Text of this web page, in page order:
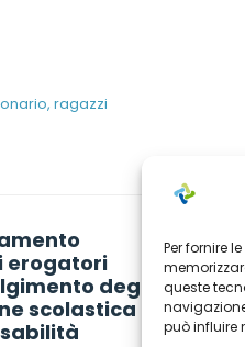
Per fornire
queste
può influire
, ragazzi
erogatori
degli
scolastica